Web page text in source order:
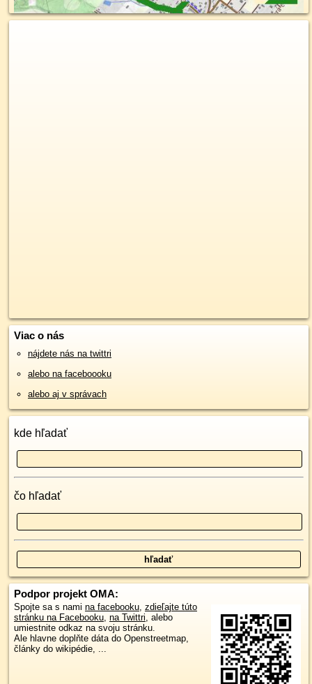
Viac o nás
nájdete nás na twittri
alebo na faceboooku
alebo aj v správach
kde hľadať
čo hľadať
Podpor projekt OMA:
Spojte sa s nami na facebooku, zdieľajte túto
stránku na Facebooku, na Twittri, alebo
umiestnite odkaz na svoju stránku.
Ale hlavne doplňte dáta do Openstreetmap,
články do wikipédie, ...